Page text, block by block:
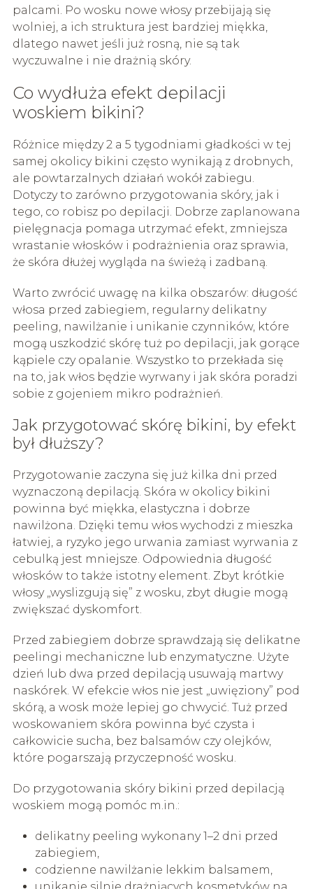
palcami. Po wosku nowe włosy przebijają się
wolniej, a ich struktura jest bardziej miękka,
dlatego nawet jeśli już rosną, nie są tak
wyczuwalne i nie drażnią skóry.
Co wydłuża efekt depilacji
woskiem bikini?
Różnice między 2 a 5 tygodniami gładkości w tej
samej okolicy bikini często wynikają z drobnych,
ale powtarzalnych działań wokół zabiegu.
Dotyczy to zarówno przygotowania skóry, jak i
tego, co robisz po depilacji. Dobrze zaplanowana
pielęgnacja pomaga utrzymać efekt, zmniejsza
wrastanie włosków i podrażnienia oraz sprawia,
że skóra dłużej wygląda na świeżą i zadbaną.
Warto zwrócić uwagę na kilka obszarów: długość
włosa przed zabiegiem, regularny delikatny
peeling, nawilżanie i unikanie czynników, które
mogą uszkodzić skórę tuż po depilacji, jak gorące
kąpiele czy opalanie. Wszystko to przekłada się
na to, jak włos będzie wyrwany i jak skóra poradzi
sobie z gojeniem mikro podrażnień.
Jak przygotować skórę bikini, by efekt
był dłuższy?
Przygotowanie zaczyna się już kilka dni przed
wyznaczoną depilacją. Skóra w okolicy bikini
powinna być miękka, elastyczna i dobrze
nawilżona. Dzięki temu włos wychodzi z mieszka
łatwiej, a ryzyko jego urwania zamiast wyrwania z
cebulką jest mniejsze. Odpowiednia długość
włosków to także istotny element. Zbyt krótkie
włosy „wyslizgują się” z wosku, zbyt długie mogą
zwiększać dyskomfort.
Przed zabiegiem dobrze sprawdzają się delikatne
peelingi mechaniczne lub enzymatyczne. Użyte
dzień lub dwa przed depilacją usuwają martwy
naskórek. W efekcie włos nie jest „uwięziony” pod
skórą, a wosk może lepiej go chwycić. Tuż przed
woskowaniem skóra powinna być czysta i
całkowicie sucha, bez balsamów czy olejków,
które pogarszają przyczepność wosku.
Do przygotowania skóry bikini przed depilacją
woskiem mogą pomóc m.in.:
delikatny peeling wykonany 1–2 dni przed
zabiegiem,
codzienne nawilżanie lekkim balsamem,